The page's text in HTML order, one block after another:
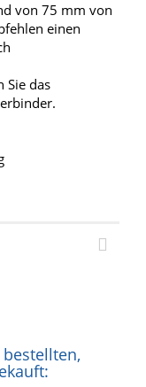
von 75 mm von
einen
Sie das